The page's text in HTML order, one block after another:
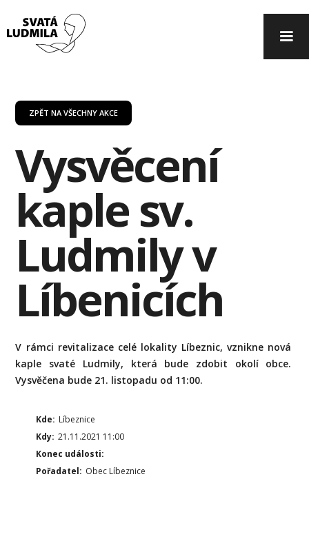
ZPĚT NA VŠECHNY AKCE
Vysvěcení
kaple sv.
Ludmily v
Líbenicích
V rámci revitalizace celé lokality Líbeznic, vznikne nová
kaple svaté Ludmily, která bude zdobit okolí obce.
Vysvěčena bude 21. listopadu od 11:00.
Kde: Líbeznice
Kdy: 21.11.2021 11:00
Konec události:
Pořadatel: Obec Líbeznice